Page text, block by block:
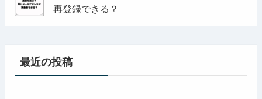
再登録できる？
最近の投稿